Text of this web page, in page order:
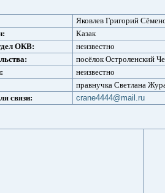
Яковлев Григорий
Казак
ОКВ:
неизвестно
посёлок Остроленский
неизвестно
правнучка Светлана
связи:
crane4444@mail.ru